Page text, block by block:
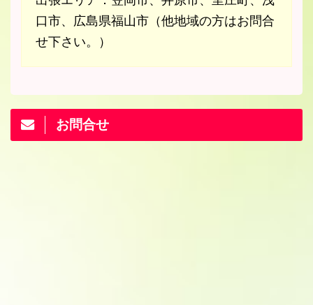
口市、広島県福山市（他地域の方はお問合
せ下さい。）
お問合せ